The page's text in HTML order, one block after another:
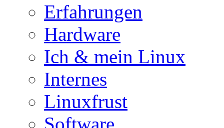
Erfahrungen
Hardware
Ich & mein Linux
Internes
Linuxfrust
Software